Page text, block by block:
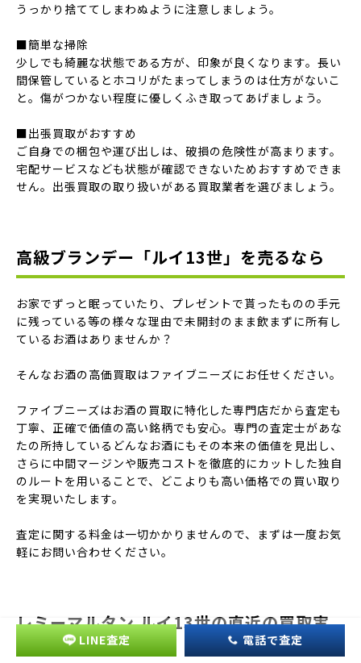
うっかり捨ててしまわぬように注意しましょう。
■簡単な掃除
少しでも綺麗な状態である方が、印象が良くなります。長い
間保管しているとホコリがたまってしまうのは仕方がないこ
と。傷がつかない程度に優しくふき取ってあげましょう。
■出張買取がおすすめ
ご自身での梱包や運び出しは、破損の危険性が高まります。
宅配サービスなども状態が確認できないためおすすめできま
せん。出張買取の取り扱いがある買取業者を選びましょう。
高級ブランデー「ルイ13世」を売るなら
お家でずっと眠っていたり、プレゼントで貰ったものの手元
に残っている等の様々な理由で未開封のまま飲まずに所有し
ているお酒はありませんか？
そんなお酒の高価買取はファイブニーズにお任せください。
ファイブニーズはお酒の買取に特化した専門店だから査定も
丁寧、正確で価値の高い銘柄でも安心。専門の査定士があな
たの所持しているどんなお酒にもその本来の価値を見出し、
さらに中間マージンや販売コストを徹底的にカットした独自
のルートを用いることで、どこよりも高い価格での買い取り
を実現いたします。
査定に関する料金は一切かかりませんので、まずは一度お気
軽にお問い合わせください。
レミーマルタン ルイ13世の直近の買取実
績
LINE査定 電話で査定